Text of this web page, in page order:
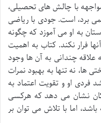
با چالش های تحصیلی،
برد، است. جودی با ریاضی
به او می آموزد که چگونه
فرار نکند. کتاب به اهمیت
چندانی به آن ها وجود
ها، نه تنها به بهبود نمرات
او و تقویت اعتماد به
نشان می دهد که هرکسی
اما با تلاش می توان بر